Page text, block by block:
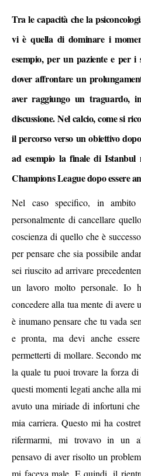
Tra le capacità che la
vi è quella di dominare i
esempio, per un paziente e per
dover affrontare un
aver raggiungo un traguardo,
discussione. Nel calcio, come si
il percorso verso un obiettivo
ad esempio la finale di
Champions League dopo essere
Nel caso specifico, in ambito
personalmente di cancellare
coscienza di quello che è
per pensare che sia possibile
sei riuscito ad arrivare
un lavoro molto personale. Io
concedere alla tua mente di avere
è inumano pensare che tu vada
e pronta, ma devi anche
permetterti di mollare. Secondo
la quale tu puoi trovare la forza
questi momenti legati anche alla
avuto una miriade di infortuni
mia carriera. Questo mi ha
rifermarmi, mi trovavo in un
pensavo di aver risolto un
mi faceva male. E quindi, il